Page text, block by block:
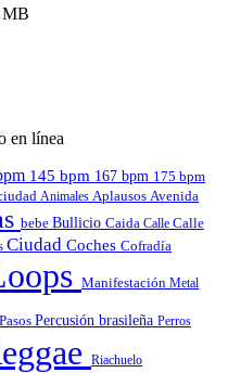
MB
en línea
145 bpm 167 bpm 175 bpm
Animales Aplausos Avenida
bebe Bullicio Caida Calle Calle
Ciudad Coches Cofradía
Manifestación Metal
Pasos Percusión brasileña Perros
Riachuelo